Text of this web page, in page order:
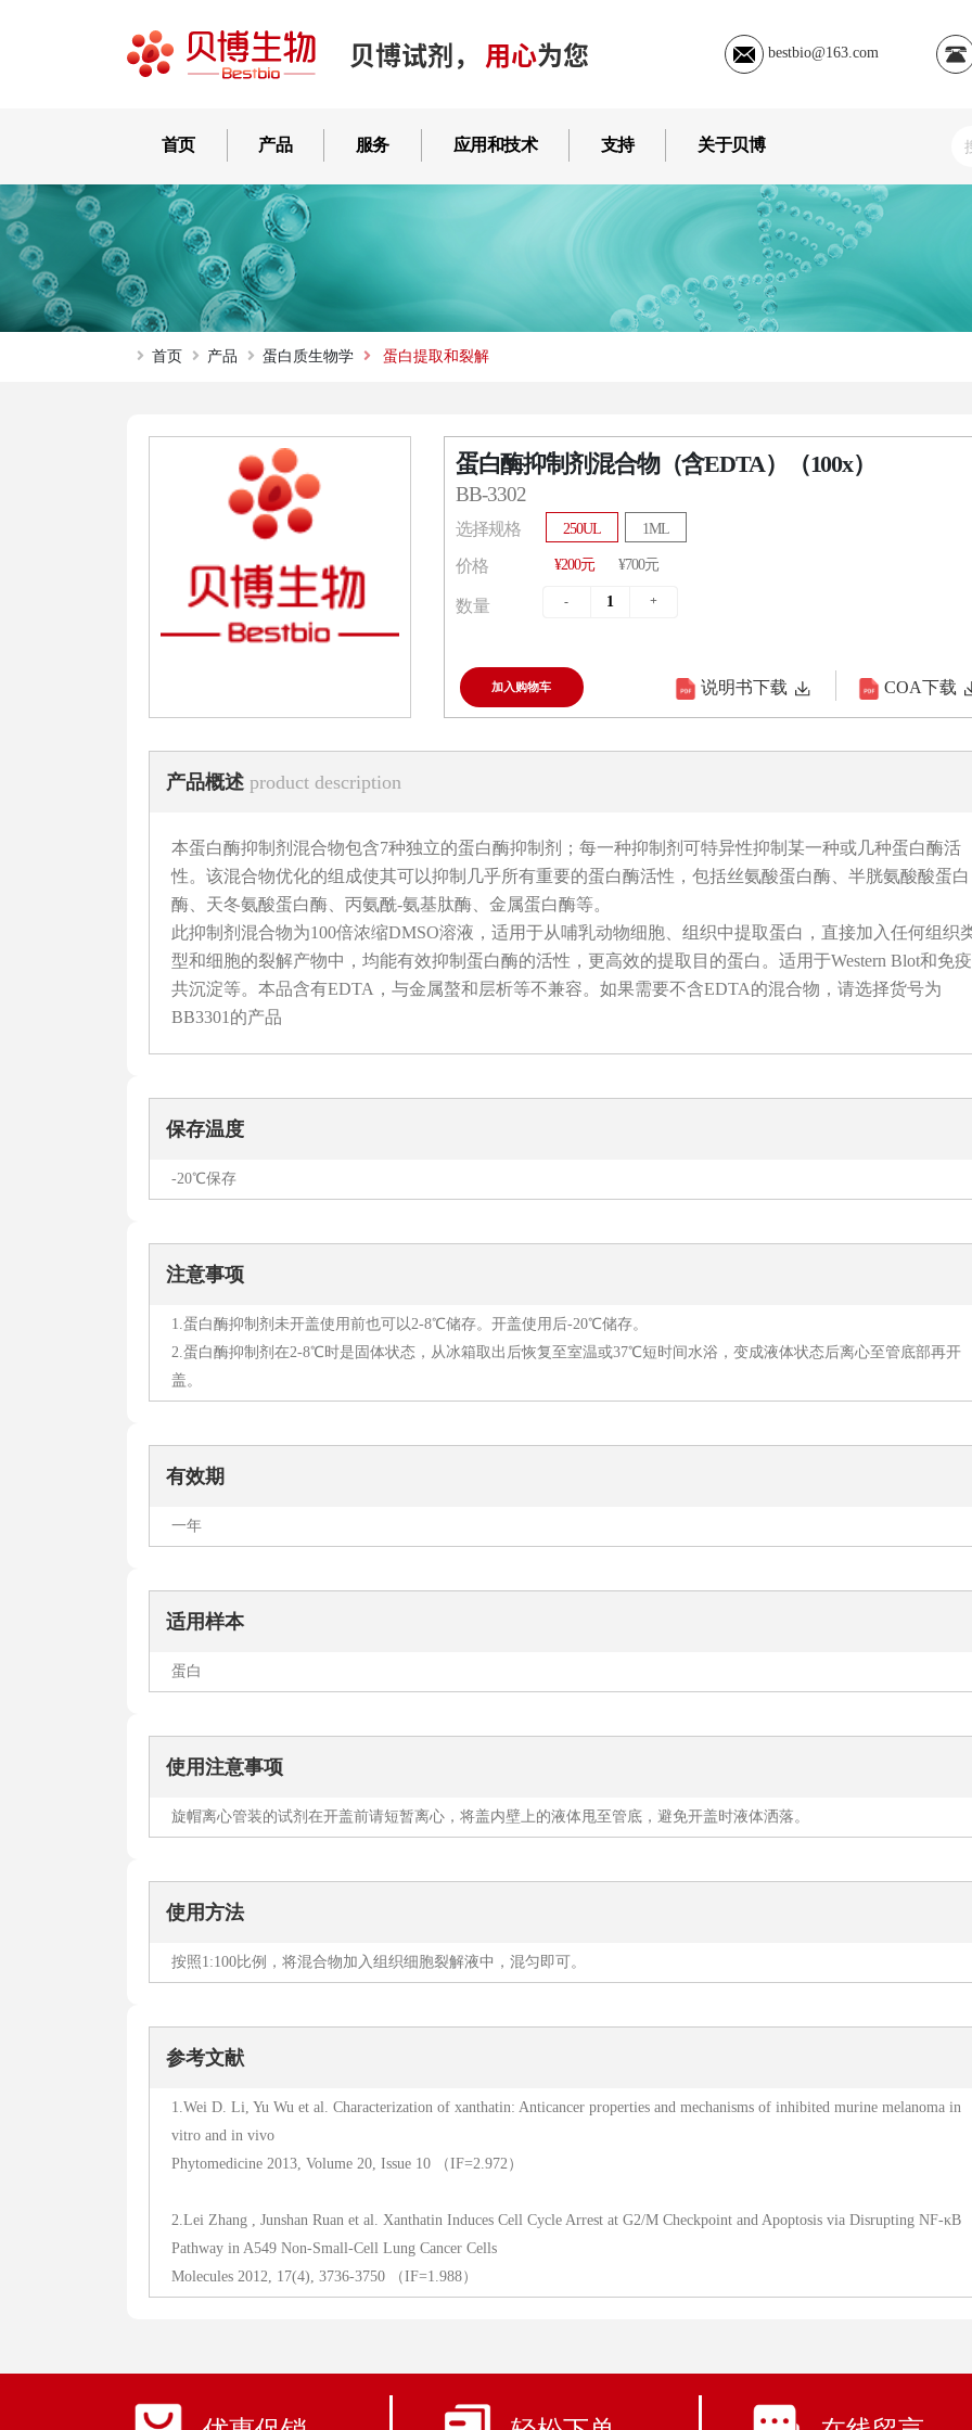
贝博试剂， 用心为您 bestbio@163.com
首页 产品 服务 应用和技术 支持 关于贝博
首页 产品 蛋白质生物学 蛋白提取和裂解
蛋白酶抑制剂混合物（含EDTA）（100x）
BB-3302
选择规格 250UL 1ML
价格 ¥200元 ¥700元
数量
加入购物车 说明书下载 COA下载
产品概述 product description
本蛋白酶抑制剂混合物包含7种独立的蛋白酶抑制剂；每一种抑制剂可特异性抑制某一种或几种蛋白酶活
性。该混合物优化的组成使其可以抑制几乎所有重要的蛋白酶活性，包括丝氨酸蛋白酶、半胱氨酸酸蛋白
酶、天冬氨酸蛋白酶、丙氨酰-氨基肽酶、金属蛋白酶等。
此抑制剂混合物为100倍浓缩DMSO溶液，适用于从哺乳动物细胞、组织中提取蛋白，直接加入任何组织
型和细胞的裂解产物中，均能有效抑制蛋白酶的活性，更高效的提取目的蛋白。适用于Western Blot和免疫
共沉淀等。本品含有EDTA，与金属螯和层析等不兼容。如果需要不含EDTA的混合物，请选择货号为
BB3301的产品
保存温度
-20℃保存
注意事项
1.蛋白酶抑制剂未开盖使用前也可以2-8℃储存。开盖使用后-20℃储存。
2.蛋白酶抑制剂在2-8℃时是固体状态，从冰箱取出后恢复至室温或37℃短时间水浴，变成液体状态后离心至管底部再开
盖。
有效期
一年
适用样本
蛋白
使用注意事项
旋帽离心管装的试剂在开盖前请短暂离心，将盖内壁上的液体甩至管底，避免开盖时液体洒落。
使用方法
按照1:100比例，将混合物加入组织细胞裂解液中，混匀即可。
参考文献
1.Wei D. Li, Yu Wu et al. Characterization of xanthatin: Anticancer properties and mechanisms of inhibited murine melanoma in
vitro and in vivo
Phytomedicine 2013, Volume 20, Issue 10 （IF=2.972）
2.Lei Zhang , Junshan Ruan et al. Xanthatin Induces Cell Cycle Arrest at G2/M Checkpoint and Apoptosis via Disrupting NF-κB
Pathway in A549 Non-Small-Cell Lung Cancer Cells
Molecules 2012, 17(4), 3736-3750 （IF=1.988）